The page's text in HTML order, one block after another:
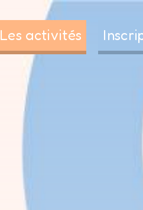
Les activités